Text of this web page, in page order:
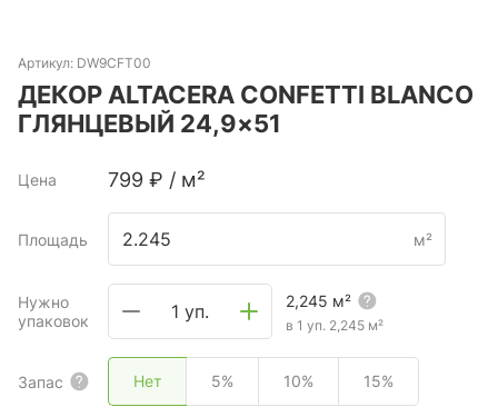
Артикул: DW9CFT00
ДЕКОР ALTACERA CONFETTI BLANCO
ГЛЯНЦЕВЫЙ 24,9×51
Цена 799 ₽ / м²
Площадь м²
Нужно
упаковок
1 уп. 2,245 м²
в 1 уп. 2,245 м²
Запас Нет 5% 10% 15%